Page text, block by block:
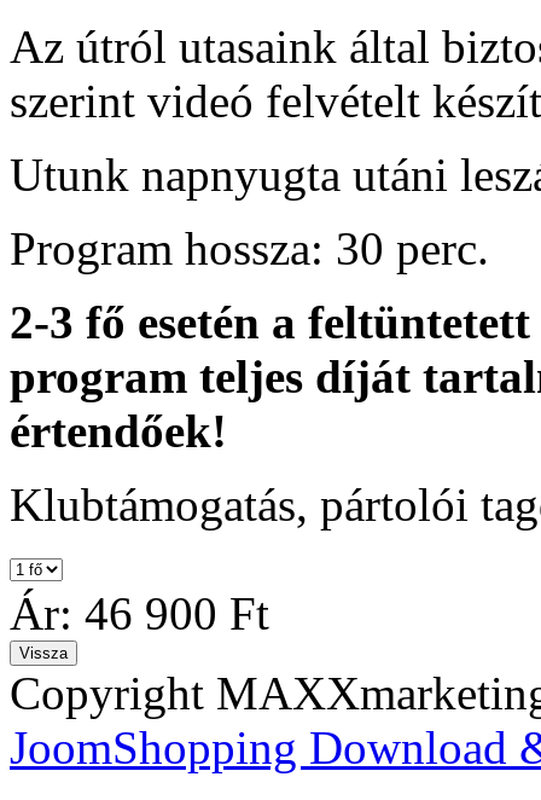
Az útról utasaink által
szerint videó felvételt
Utunk napnyugta utáni
Program hossza: 30 perc.
2-3 fő esetén a
program teljes díját
értendőek!
Klubtámogatás, pártolói
Ár: 46 900 Ft
Copyright
JoomShopping Download